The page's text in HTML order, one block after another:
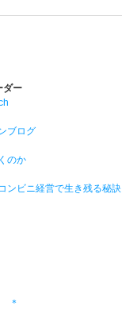
ダー
ブログ
のか
ンビニ経営で生き残る秘訣
＊